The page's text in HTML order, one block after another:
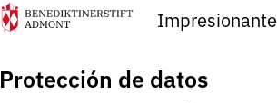
Impresionante
Protección de datos